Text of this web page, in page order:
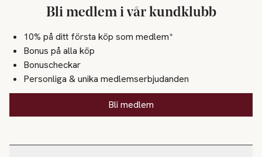
Bli medlem i vår kundklubb
10% på ditt första köp som medlem*
Bonus på alla köp
Bonuscheckar
Personliga & unika medlemserbjudanden
Bli medlem